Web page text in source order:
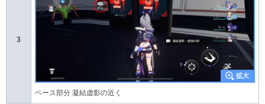
3
ベース部分 凝結虚影の近く